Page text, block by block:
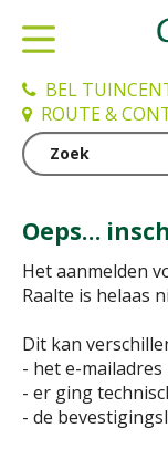
Home
BEL
ROUTE &
Oeps…
Het aanmelden
Raalte is helaas
Dit kan
- het e-
- er ging
- de